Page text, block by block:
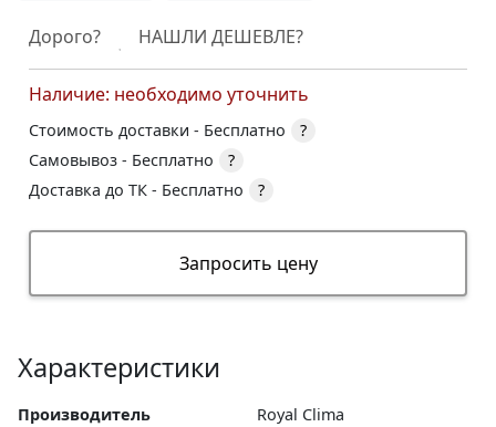
Дорого? НАШЛИ ДЕШЕВЛЕ?
Наличие: необходимо уточнить
Стоимость доставки - Бесплатно
?
Самовывоз - Бесплатно
?
Доставка до ТК - Бесплатно ?
Запросить цену
Характеристики
Производитель
Royal Clima